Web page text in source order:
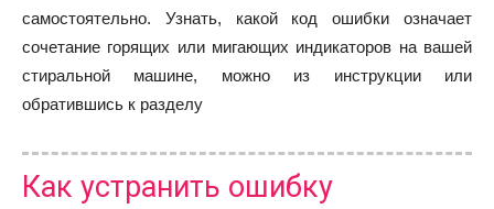
самостоятельно. Узнать, какой код ошибки означает
сочетание горящих или мигающих индикаторов на вашей
стиральной машине, можно из инструкции или
обратившись к разделу
Как устранить ошибку